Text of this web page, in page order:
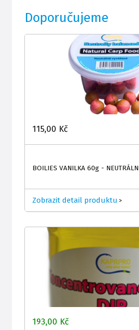
Doporučujeme
115,00 Kč
BOILIES VANILKA 60g -
Zobrazit detail produktu >
193,00 Kč